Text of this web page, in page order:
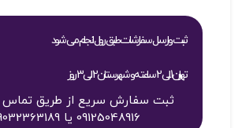
ثبت و ارسال سفارشات طبق روال انجام می شود
تهران 1 الی 2 ساعته و شهرستان 2 الی 3 روز
ثبت سفارش سریع از طریق تماس
09125048916 یا 09032363189